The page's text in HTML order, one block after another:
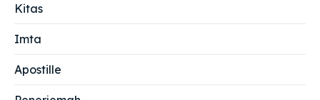
Kitas
Imta
Apostille